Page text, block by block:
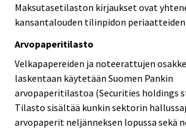
Maksutasetilaston kirjaukset ovat
kansantalouden tilinpidon periaatteiden
Arvopaperitilasto
Velkapapereiden ja noteerattujen
laskentaan käytetään Suomen Pankin
arvopaperitilastoa (Securities holdings
Tilasto sisältää kunkin sektorin
arvopaperit neljänneksen lopussa sekä